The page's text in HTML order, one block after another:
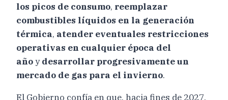
los picos de consumo, reemplazar
combustibles líquidos en la generación
térmica, atender eventuales restricciones
operativas en cualquier época del
añoydesarrollar progresivamente un
mercado de gas para el invierno.
El Gobierno confía en que, hacia fines de 2027,